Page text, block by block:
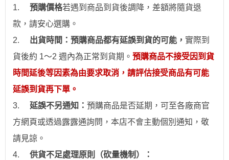
1.
預購價格若遇到 商品到貨後調降，差額將隨貨退
款，請安心選購。
2.
出貨時間：預購商品都有延誤到貨的可能， 實際到
貨後約 1～2 週內為正常到貨期。 預購商品不接受因到貨
時間延後等因素為由要求取消，請評估接受商品有可能
延誤到貨再下單。
3.
延誤不另通知： 預購商品是否延期，可至各廠商官
方網頁或透過露露通詢問，本店不會主動個別通知 ，敬
請見諒。
4.
供貨不足處理原則（砍量機制）：